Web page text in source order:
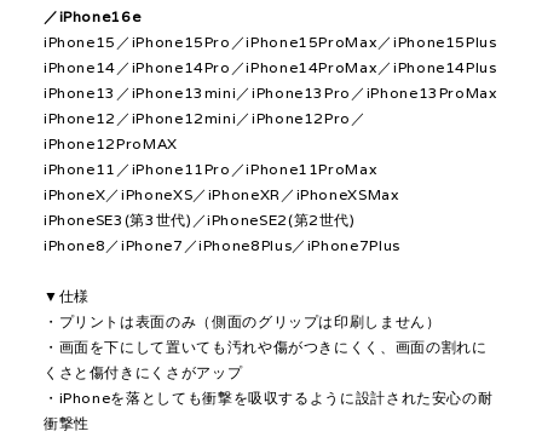
／iPhone16e
iPhone15／iPhone15Pro／iPhone15ProMax／iPhone15Plus
iPhone14／iPhone14Pro／iPhone14ProMax／iPhone14Plus
iPhone13／iPhone13mini／iPhone13Pro／iPhone13ProMax
iPhone12／iPhone12mini／iPhone12Pro／
iPhone12ProMAX
iPhone11／iPhone11Pro／iPhone11ProMax
iPhoneX／iPhoneXS／iPhoneXR／iPhoneXSMax
iPhoneSE3(第3世代)／iPhoneSE2(第2世代)
iPhone8／iPhone7／iPhone8Plus／iPhone7Plus
▼仕様
・プリントは表面のみ（側面のグリップは印刷しません）
・画面を下にして置いても汚れや傷がつきにくく、画面の割れに
くさと傷付きにくさがアップ
・iPhoneを落としても衝撃を吸収するように設計された安心の耐
衝撃性